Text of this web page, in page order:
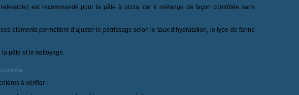
est recommandé pour la pâte à pizza, car il mélange de façon contrôlée sans
ces éléments permettent d’ajuster le pétrissage selon le taux d’hydratation, le type de farine
pâte et le nettoyage.
à vérifier :